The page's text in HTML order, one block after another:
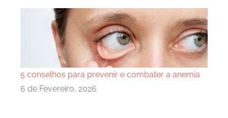
5 conselhos para prevenir e combater a anemia
6 de Fevereiro, 2026